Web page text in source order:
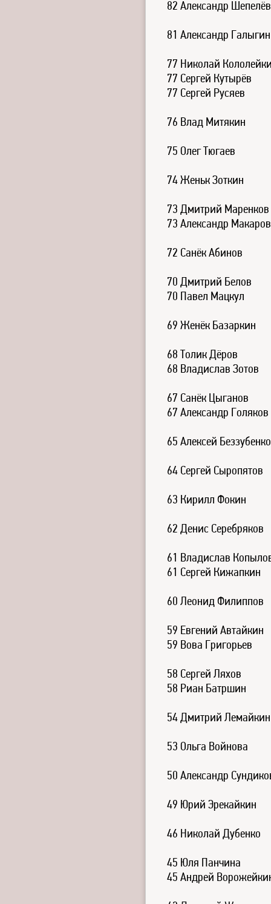
82 Александр Шепелёв
81 Александр Галыгин
77 Николай
77 Сергей Кутырёв
77 Сергей Русяев
76 Влад Митякин
75 Олег Тюгаев
74 Женьк Зоткин
73 Дмитрий Маренков
73 Александр Макаров
72 Санёк Абинов
70 Дмитрий Белов
70 Павел Мацкул
69 Женёк Базаркин
68 Толик Дёров
68 Владислав Зотов
67 Санёк Цыганов
67 Александр Голяков
65 Алексей Беззубенко
64 Сергей Сыропятов
63 Кирилл Фокин
62 Денис Серебряков
61 Владислав
61 Сергей Кижапкин
60 Леонид Филиппов
59 Евгений Автайкин
59 Вова Григорьев
58 Сергей Ляхов
58 Риан Батршин
54 Дмитрий Лемайкин
53 Ольга Войнова
50 Александр
49 Юрий Эрекайкин
46 Николай Дубенко
45 Юля Панчина
45 Андрей